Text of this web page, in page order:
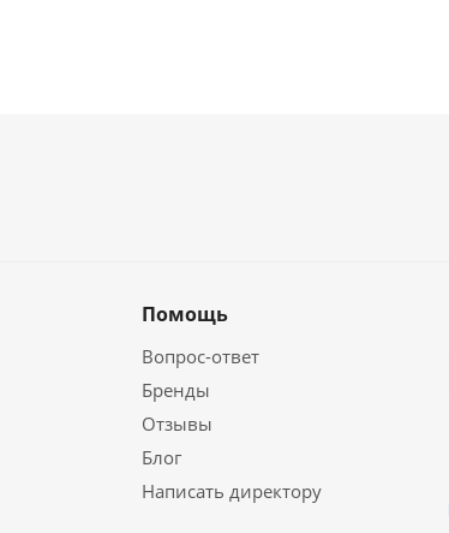
Помощь
Вопрос-ответ
Бренды
Отзывы
Блог
Написать директору